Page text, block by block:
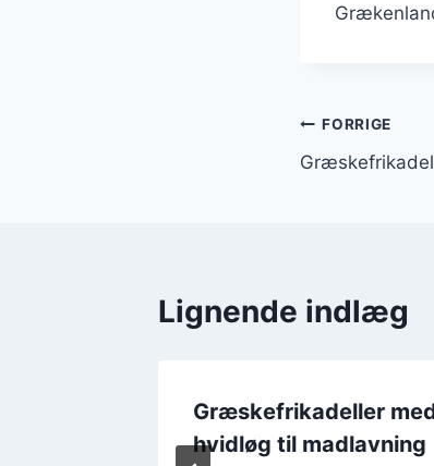
FORRIGE
Lignende indlæg
Græskefrikadeller
hvidløg til madlavning